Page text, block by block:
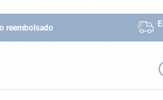
reembolsado